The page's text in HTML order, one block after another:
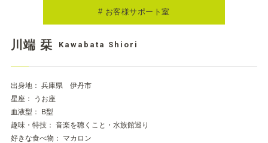
# お客様サポート室
川端 栞 Kawabata Shiori
出身地： 兵庫県 伊丹市
星座： うお座
血液型： B型
趣味・特技： 音楽を聴くこと・水族館巡り
好きな食べ物： マカロン